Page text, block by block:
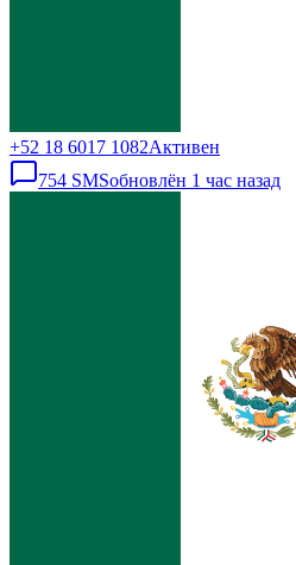
+52 18 6017 1082Активен
754 SMSобновлён 1 час назад